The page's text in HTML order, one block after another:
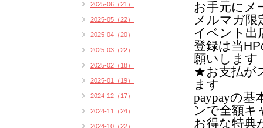
お手元にメ
メルマガ限
イベント出
登録は当
願いします
★お支払が
ます
paypayの基
ンで全額キ
お得な特典
2025-06（21）
2025-05（22）
2025-04（20）
2025-03（22）
2025-02（18）
2025-01（19）
2024-12（17）
2024-11（24）
2024-10（22）